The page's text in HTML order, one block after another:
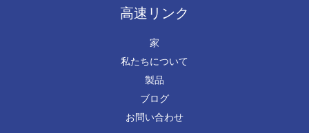
高速リンク
家
私たちについて
製品
ブログ
お問い合わせ